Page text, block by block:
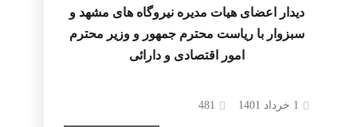
دیدار اعضای هیات مدیره نیروگاه های مشهد و
سبزوار با ریاست محترم جمهور و وزیر محترم
امور اقتصادی و دارائی
1 خرداد 1401 481